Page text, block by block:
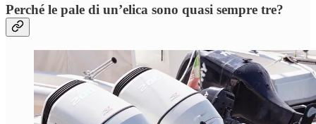
Perché le pale di un’elica sono quasi sempre tre?